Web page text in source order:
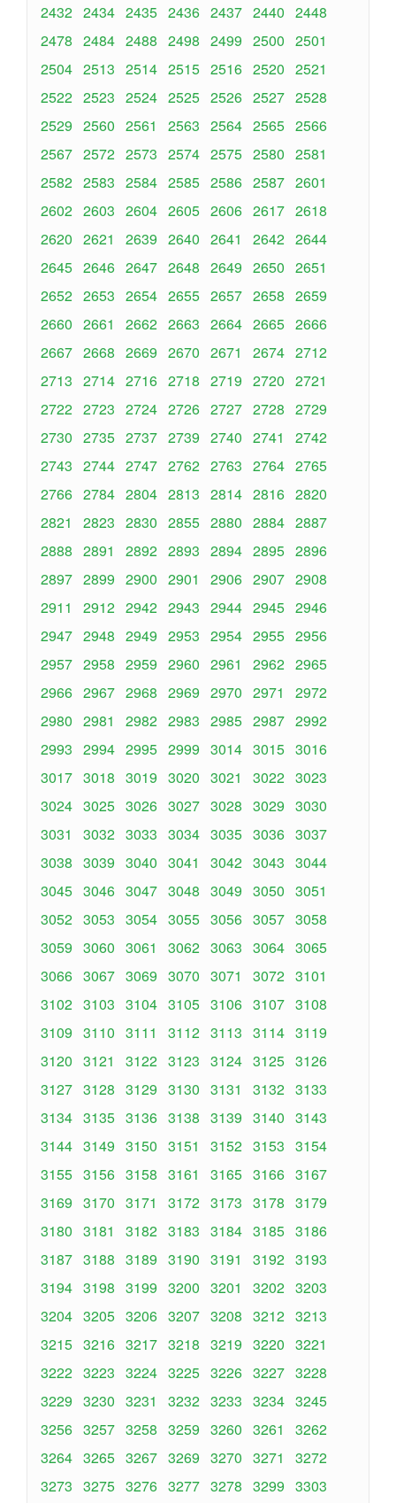
2432 2434 2435 2436 2437 2440 2448
2478 2484 2488 2498 2499 2500 2501
2504 2513 2514 2515 2516 2520 2521
2522 2523 2524 2525 2526 2527 2528
2529 2560 2561 2563 2564 2565 2566
2567 2572 2573 2574 2575 2580 2581
2582 2583 2584 2585 2586 2587 2601
2602 2603 2604 2605 2606 2617 2618
2620 2621 2639 2640 2641 2642 2644
2645 2646 2647 2648 2649 2650 2651
2652 2653 2654 2655 2657 2658 2659
2660 2661 2662 2663 2664 2665 2666
2667 2668 2669 2670 2671 2674 2712
2713 2714 2716 2718 2719 2720 2721
2722 2723 2724 2726 2727 2728 2729
2730 2735 2737 2739 2740 2741
2742
2743 2744 2747 2762 2763 2764 2765
2766 2784 2804 2813 2814 2816 2820
2821
2823 2830 2855 2880 2884 2887
2888 2891 2892 2893 2894 2895 2896
2897 2899 2900 2901 2906 2907 2908
2911
2912 2942 2943 2944 2945 2946
2947 2948 2949 2953 2954 2955 2956
2957 2958 2959 2960 2961 2962 2965
2966 2967 2968 2969 2970 2971
2972
2980 2981 2982 2983 2985 2987 2992
2993 2994 2995 2999 3014 3015 3016
3017 3018 3019 3020 3021 3022 3023
3024 3025 3026 3027 3028 3029 3030
3031
3032 3033 3034 3035 3036 3037
3038 3039 3040 3041 3042 3043 3044
3045 3046 3047 3048 3049 3050 3051
3052 3053 3054 3055 3056 3057 3058
3059 3060 3061 3062 3063 3064 3065
3066 3067 3069 3070 3071 3072 3101
3102 3103 3104 3105 3106 3107 3108
3109 3110 3111 3112 3113 3114 3119
3120 3121 3122 3123 3124 3125 3126
3127 3128 3129 3130 3131 3132 3133
3134 3135 3136 3138 3139 3140 3143
3144 3149 3150 3151 3152 3153 3154
3155 3156 3158 3161 3165 3166 3167
3169 3170 3171 3172 3173 3178 3179
3180 3181 3182 3183 3184 3185 3186
3187 3188 3189 3190 3191 3192 3193
3194 3198 3199 3200 3201 3202 3203
3204 3205 3206 3207 3208 3212 3213
3215 3216 3217 3218 3219 3220 3221
3222 3223 3224 3225 3226 3227 3228
3229 3230 3231 3232 3233 3234 3245
3256 3257 3258 3259 3260 3261
3262
3264 3265 3267 3269 3270 3271
3272
3273 3275 3276 3277 3278 3299 3303